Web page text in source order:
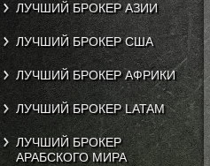
ЛУЧШИЙ БРОКЕР АЗИИ
ЛУЧШИЙ БРОКЕР США
ЛУЧШИЙ БРОКЕР АФРИКИ
ЛУЧШИЙ БРОКЕР LATAM
ЛУЧШИЙ БРОКЕР
АРАБСКОГО МИРА